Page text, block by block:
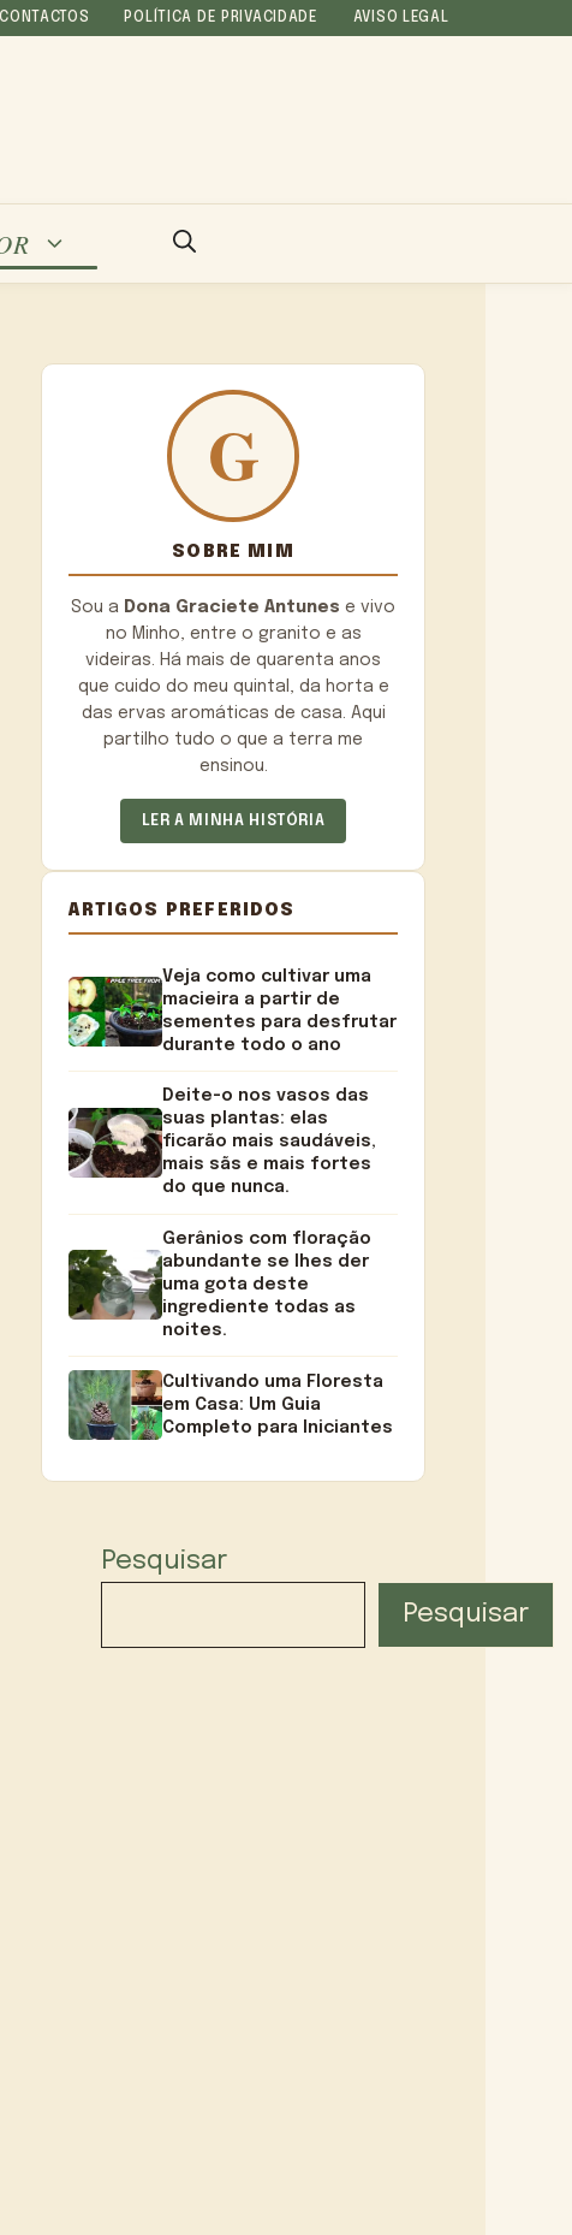
CONTACTOS POLÍTICA DE PRIVACIDADE AVISO LEGAL
SOBRE MIM
Sou a Dona Graciete Antunes e vivo
no Minho, entre o granito e as
videiras. Há mais de quarenta anos
que cuido do meu quintal, da horta e
das ervas aromáticas de casa. Aqui
partilho tudo o que a terra me
ensinou.
LER A MINHA HISTÓRIA
ARTIGOS PREFERIDOS
Veja como cultivar uma
macieira a partir de
sementes para desfrutar
durante todo o ano
Deite-o nos vasos das
suas plantas: elas
ficarão mais saudáveis,
mais sãs e mais fortes
do que nunca.
Gerânios com floração
abundante se lhes der
uma gota deste
ingrediente todas as
noites.
Cultivando uma Floresta
em Casa: Um Guia
Completo para Iniciantes
Pesquisar
Pesquisar